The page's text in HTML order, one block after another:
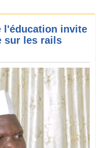
l'éducation invite
sur les rails